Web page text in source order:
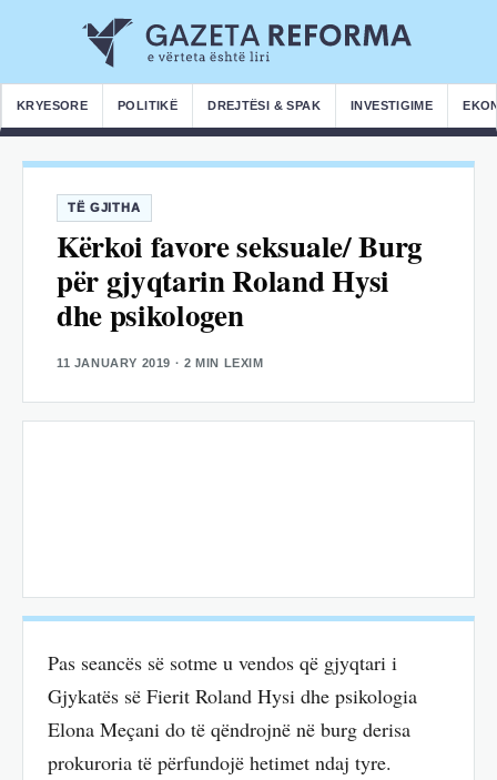
KRYESORE POLITIKË DREJTËSI & SPAK INVESTIGIME
TË GJITHA
Kërkoi favore seksuale/ Burg
për gjyqtarin Roland Hysi
dhe psikologen
11 JANUARY 2019 · 2 MIN LEXIM
Pas seancës së sotme u vendos që gjyqtari i
Gjykatës së Fierit Roland Hysi dhe psikologia
Elona Meçani do të qëndrojnë në burg derisa
prokuroria të përfundojë hetimet ndaj tyre.